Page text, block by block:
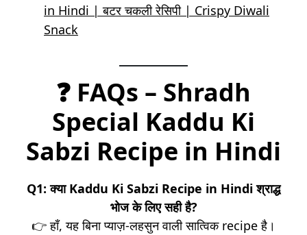
in Hindi | बटर चकली रेसिपी | Crispy Diwali
Snack
❓ FAQs – Shradh
Special Kaddu Ki
Sabzi Recipe in Hindi
Q1: क्या Kaddu Ki Sabzi Recipe in Hindi श्राद्ध
भोज के लिए सही है?
👉 हाँ, यह बिना प्याज़-लहसुन वाली सात्विक recipe है।